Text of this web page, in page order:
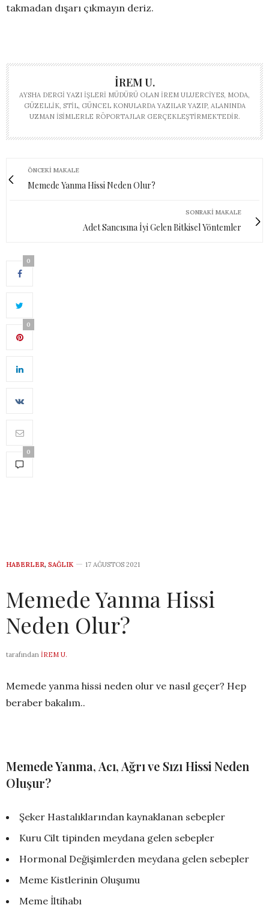
takmadan dışarı çıkmayın deriz.
İREM U.
AYSHA DERGI YAZI İŞLERI MÜDÜRÜ OLAN İREM ULUERCIYES, MODA,
GÜZELLIK, STIL, GÜNCEL KONULARDA YAZILAR YAZIP, ALANINDA
UZMAN ISIMLERLE RÖPORTAJLAR GERÇEKLEŞTIRMEKTEDIR.
ÖNCEKI MAKALE
Memede Yanma Hissi Neden Olur?
SONRAKI MAKALE
Adet Sancısına İyi Gelen Bitkisel Yöntemler
0
0
0
HABERLER, SAĞLIK 17 AĞUSTOS 2021
Memede Yanma Hissi
Neden Olur?
tarafından İREM U.
Memede yanma hissi neden olur ve nasıl geçer? Hep
beraber bakalım..
Memede Yanma, Acı, Ağrı ve Sızı Hissi Neden
Oluşur?
Şeker Hastalıklarından kaynaklanan sebepler
Kuru Cilt tipinden meydana gelen sebepler
Hormonal Değişimlerden meydana gelen sebepler
Meme Kistlerinin Oluşumu
Meme İltihabı